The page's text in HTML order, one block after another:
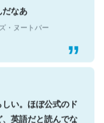
なあ
・ヌートバー
い。ほぼ公式のド
英語だと読んでな